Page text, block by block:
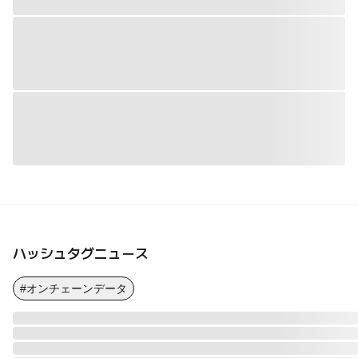
ハッシュタグニュース
#オンチェーンデータ